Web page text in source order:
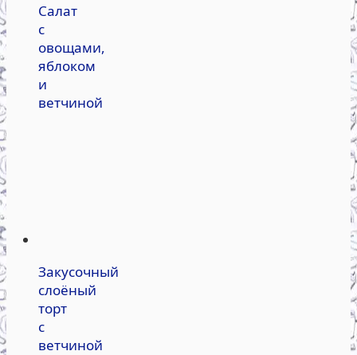
Салат
с
овощами,
яблоком
и
ветчиной
Закусочный
слоёный
торт
с
ветчиной